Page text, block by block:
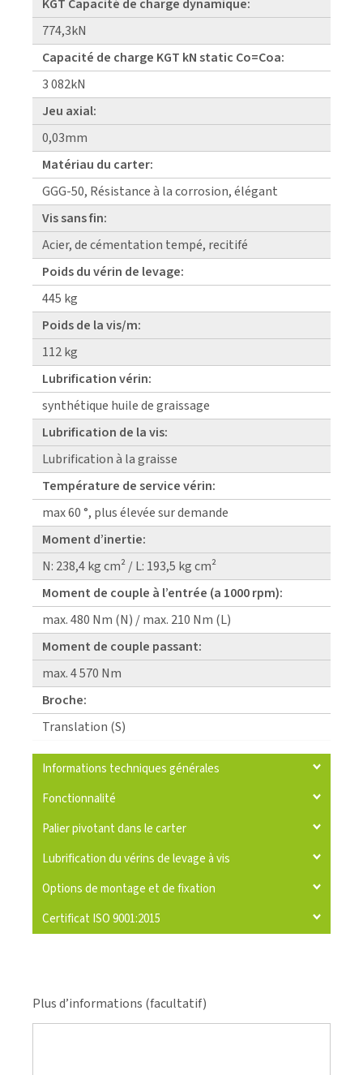
KGT Capacité de charge dynamique:
774,3kN
Capacité de charge KGT kN static Co=Coa:
3 082kN
Jeu axial:
0,03mm
Matériau du carter:
GGG-50, Résistance à la corrosion, élégant
Vis sans fin:
Acier, de cémentation tempé, recitifé
Poids du vérin de levage:
445 kg
Poids de la vis/m:
112 kg
Lubrification vérin:
synthétique huile de graissage
Lubrification de la vis:
Lubrification à la graisse
Température de service vérin:
max 60 °, plus élevée sur demande
Moment d’inertie:
N: 238,4 kg cm² / L: 193,5 kg cm²
Moment de couple à l’entrée (a 1000 rpm):
max. 480 Nm (N) / max. 210 Nm (L)
Moment de couple passant:
max. 4 570 Nm
Broche:
Translation (S)
Informations techniques générales
Fonctionnalité
Palier pivotant dans le carter
Lubrification du vérins de levage à vis
Options de montage et de fixation
Certificat ISO 9001:2015
Plus d’informations (facultatif)